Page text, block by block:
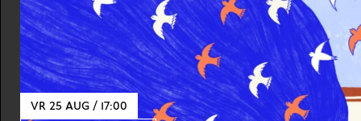
VR 25 AUG / 17:00